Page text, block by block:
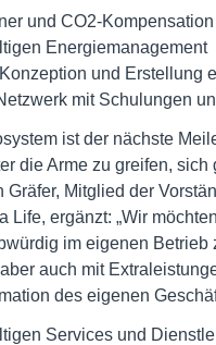
und CO2-Kompensation
Energiemanagement
und Erstellung
mit Schulungen
ist der nächste
die Arme zu greifen,
Gräfer, Mitglied der
Life, ergänzt: „Wir
im eigenen
auch mit
des eigenen
Services und